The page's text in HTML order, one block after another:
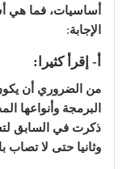
أساسيات، فما هي
الإجابة:
أ- إقرأ كثيرا:
من الضروري أن
البرمجة وأنواعها
ذكرت في السابق
وثانيا حتى لا تصاب